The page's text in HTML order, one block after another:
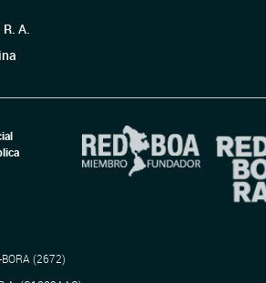
A.
(2672)